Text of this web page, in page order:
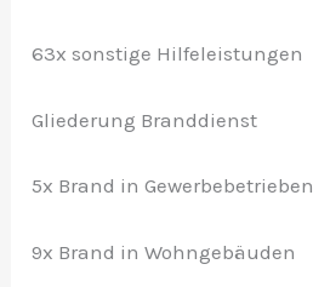
63x sonstige Hilfeleistungen
Gliederung Branddienst
5x Brand in Gewerbebetrieben
9x Brand in Wohngebäuden